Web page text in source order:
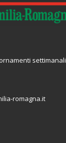
settimanali
romagna.it